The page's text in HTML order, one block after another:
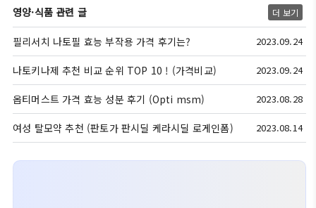
영양·식품 관련 글 더 보기
필리서치 나토필 효능 부작용 가격 후기는? 2023.09.24
나토키나제 추천 비교 순위 TOP 10 ! (가격비교) 2023.09.24
옵티머스트 가격 효능 성분 후기 (Opti msm) 2023.08.28
여성 탈모약 추천 (판토가 판시딜 케라시딜 로게인폼) 2023.08.14